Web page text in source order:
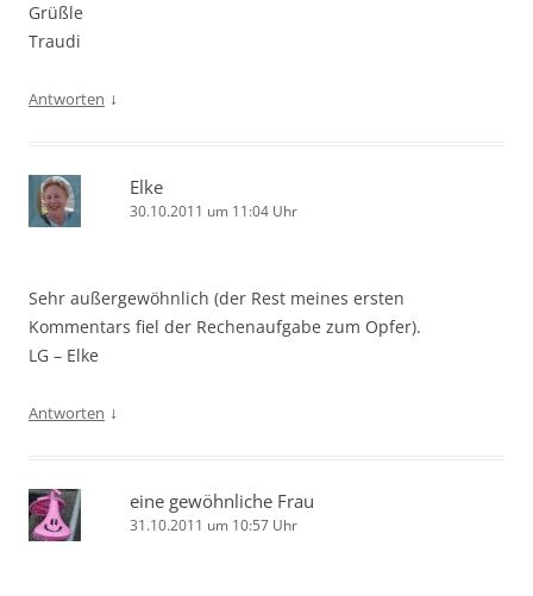
Grüßle
Traudi
Antworten ↓
Elke
30.10.2011 um 11:04 Uhr
Sehr außergewöhnlich (der Rest meines ersten
Kommentars fiel der Rechenaufgabe zum Opfer).
LG – Elke
Antworten ↓
eine gewöhnliche Frau
31.10.2011 um 10:57 Uhr